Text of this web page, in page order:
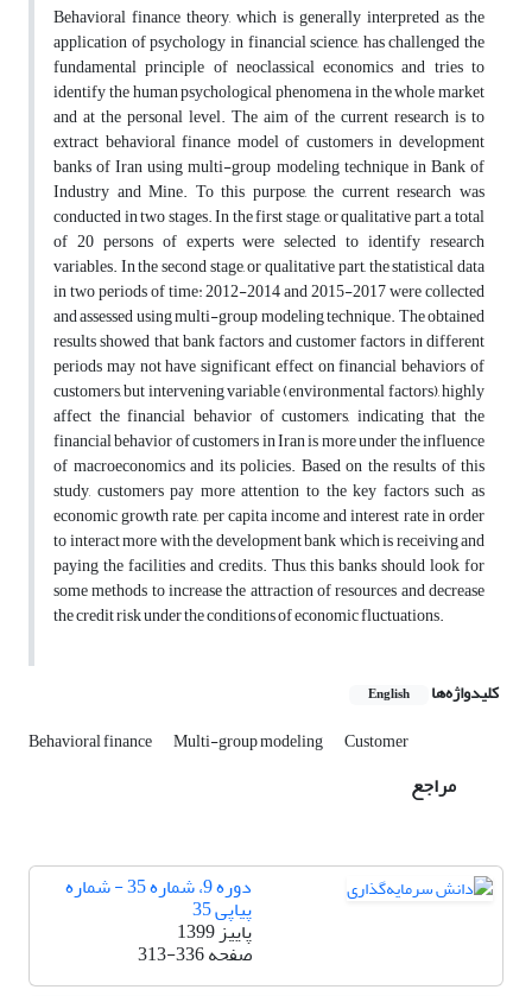
Behavioral finance theory, which is generally interpreted as the
application of psychology in financial science, has challenged the
fundamental principle of neoclassical economics and tries to
identify the human psychological phenomena in the whole market
and at the personal level. The aim of the current research is to
extract behavioral finance model of customers in development
banks of Iran using multi-group modeling technique in Bank of
Industry and Mine. To this purpose, the current research was
conducted in two stages. In the first stage, or qualitative part, a total
of 20 persons of experts were selected to identify research
variables. In the second stage, or qualitative part, the statistical data
in two periods of time: 2012-2014 and 2015-2017 were collected
and assessed using multi-group modeling technique. The obtained
results showed that bank factors and customer factors in different
periods may not have significant effect on financial behaviors of
customers, but intervening variable (environmental factors), highly
affect the financial behavior of customers, indicating that the
financial behavior of customers in Iran is more under the influence
of macroeconomics and its policies. Based on the results of this
study, customers pay more attention to the key factors such as
economic growth rate, per capita income and interest rate in order
to interact more with the development bank which is receiving and
paying the facilities and credits. Thus, this banks should look for
some methods to increase the attraction of resources and decrease
the credit risk under the conditions of economic fluctuations.
کلیدواژه‌ها English
Behavioral finance Multi-group modeling Customer
مراجع
دوره 9، شماره 35 - شماره
پیاپی 35
پاییز 1399
صفحه313-336